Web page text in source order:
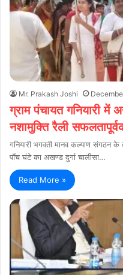
Mr. Prakash Joshi
ग्राम पंचायत गनियारी में
नशामुक्ति रैली
गनियारी भगवती मानव कल्याण संगठन के
पाँच घंटे का अखण्ड दुर्गा चालीसा…
Read More »